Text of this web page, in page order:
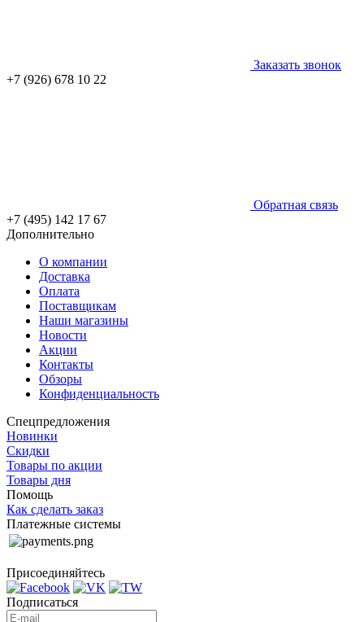
Заказать звонок
+7 (926) 678 10 22
Обратная связь
+7 (495) 142 17 67
Дополнительно
О компании
Доставка
Оплата
Поставщикам
Наши магазины
Новости
Акции
Контакты
Обзоры
Конфиденциальность
Спецпредложения
Новинки
Скидки
Товары по акции
Товары дня
Помощь
Как сделать заказ
Платежные системы
Присоединяйтесь
Подписаться